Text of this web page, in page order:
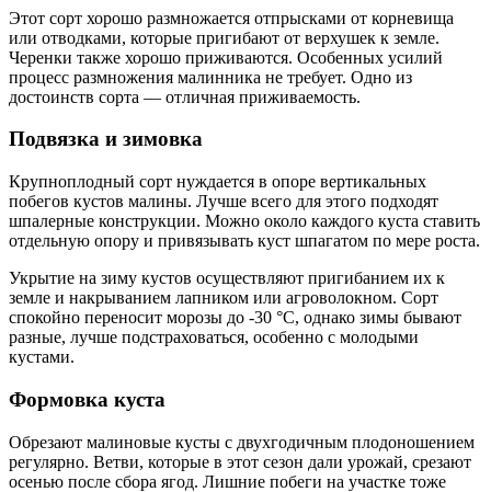
Этот сорт хорошо размножается отпрысками от корневища
или отводками, которые пригибают от верхушек к земле.
Черенки также хорошо приживаются. Особенных усилий
процесс размножения малинника не требует. Одно из
достоинств сорта — отличная приживаемость.
Подвязка и зимовка
Крупноплодный сорт нуждается в опоре вертикальных
побегов кустов малины. Лучше всего для этого подходят
шпалерные конструкции. Можно около каждого куста ставить
отдельную опору и привязывать куст шпагатом по мере роста.
Укрытие на зиму кустов осуществляют пригибанием их к
земле и накрыванием лапником или агроволокном. Сорт
спокойно переносит морозы до -30 °С, однако зимы бывают
разные, лучше подстраховаться, особенно с молодыми
кустами.
Формовка куста
Обрезают малиновые кусты с двухгодичным плодоношением
регулярно. Ветви, которые в этот сезон дали урожай, срезают
осенью после сбора ягод. Лишние побеги на участке тоже